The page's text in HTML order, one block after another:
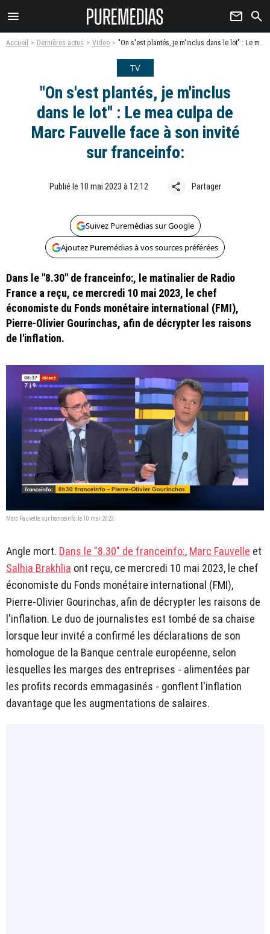
menu newsletter search
Accueil Dernières actus Video "On s'est plantés, je m'inclus dans le lot" : Le mea culpa de Marc Fauvelle face à son invité sur franceinfo:
TV
"On s'est plantés, je m'inclus
dans le lot" : Le mea culpa de
Marc Fauvelle face à son invité
sur franceinfo:
Publié le 10 mai 2023 à 12:12 share Partager
Suivez Puremédias sur Google
Ajoutez Puremédias à vos sources préférées
Dans le "8.30" de franceinfo:, le matinalier de Radio
France a reçu, ce mercredi 10 mai 2023, le chef
économiste du Fonds monétaire international (FMI),
Pierre-Olivier Gourinchas, afin de décrypter les raisons
de l'inflation.
Marc Fauvelle sur franceinfo: le 10 mai 2023.
Angle mort. Dans le "8.30" de franceinfo:, Marc Fauvelle et
Salhia Brakhlia ont reçu, ce mercredi 10 mai 2023, le chef
économiste du Fonds monétaire international (FMI),
Pierre-Olivier Gourinchas, afin de décrypter les raisons de
l'inflation. Le duo de journalistes est tombé de sa chaise
lorsque leur invité a confirmé les déclarations de son
homologue de la Banque centrale européenne, selon
lesquelles les marges des entreprises - alimentées par
les profits records emmagasinés - gonflent l'inflation
davantage que les augmentations de salaires.